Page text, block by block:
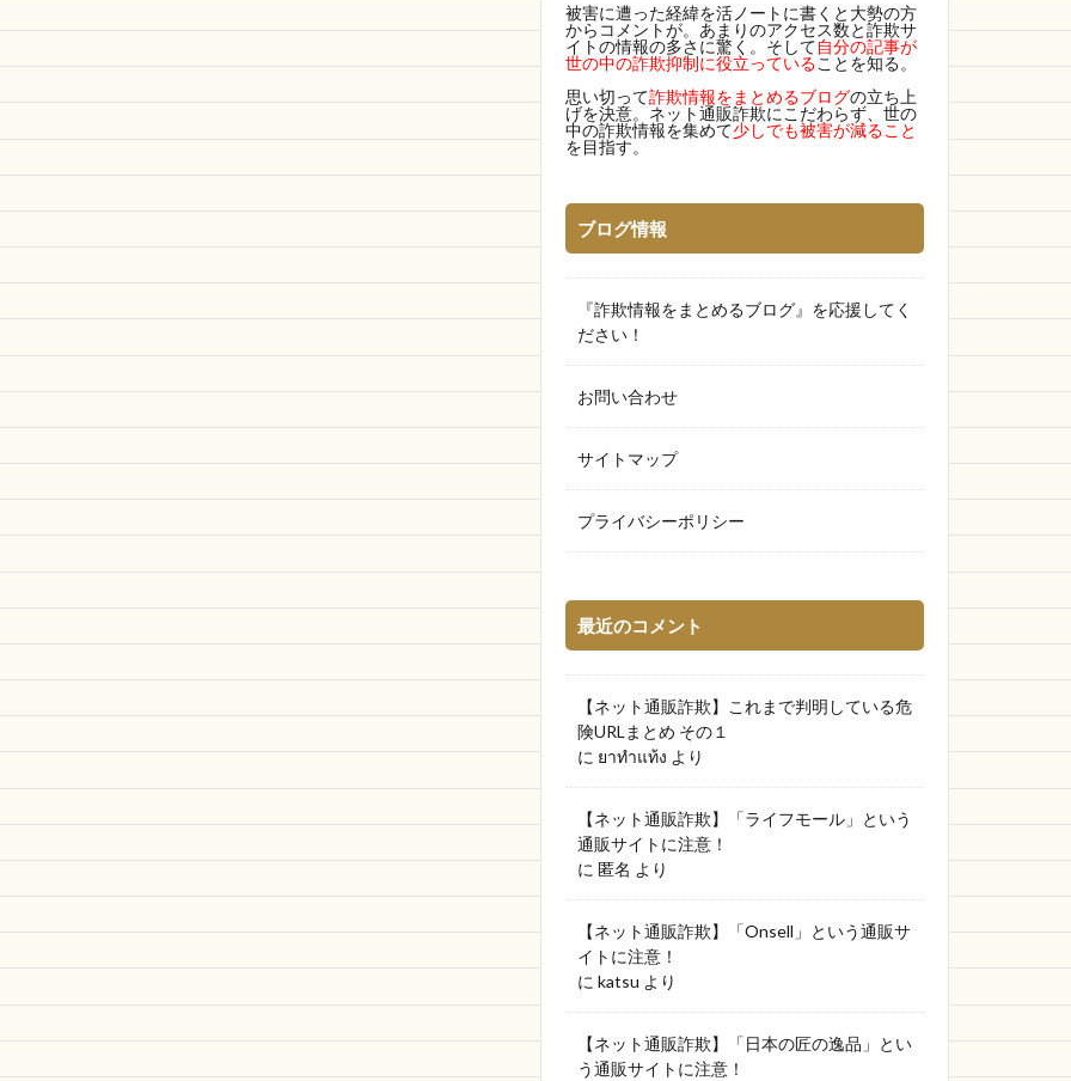
被害に遭った経緯を活ノートに書くと大勢の方
からコメントが。あまりのアクセス数と詐欺サ
イトの情報の多さに驚く。そして自分の記事が
世の中の詐欺抑制に役立っていることを知る。
思い切って詐欺情報をまとめるブログの立ち上
げを決意。ネット通販詐欺にこだわらず、世の
中の詐欺情報を集めて少しでも被害が減ること
を目指す。
ブログ情報
『詐欺情報をまとめるブログ』を応援してく
ださい！
お問い合わせ
サイトマップ
プライバシーポリシー
最近のコメント
【ネット通販詐欺】これまで判明している危
険URLまとめ その１
に ยาทำแท้ง より
【ネット通販詐欺】「ライフモール」という
通販サイトに注意！
に 匿名 より
【ネット通販詐欺】「Onsell」という通販サ
イトに注意！
に katsu より
【ネット通販詐欺】「日本の匠の逸品」とい
う通販サイトに注意！